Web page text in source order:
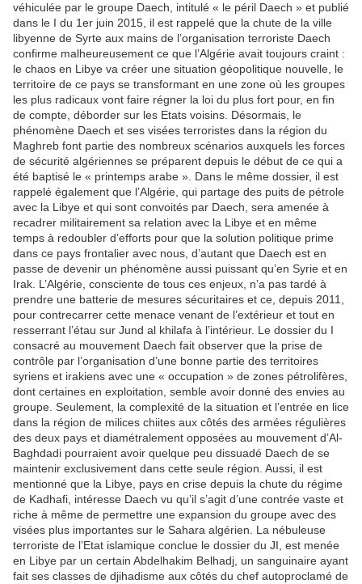
véhiculée par le groupe Daech, intitulé « le péril Daech » et publié
dans le I du 1er juin 2015, il est rappelé que la chute de la ville
libyenne de Syrte aux mains de l’organisation terroriste Daech
confirme malheureusement ce que l’Algérie avait toujours craint :
le chaos en Libye va créer une situation géopolitique nouvelle, le
territoire de ce pays se transformant en une zone où les groupes
les plus radicaux vont faire régner la loi du plus fort pour, en fin
de compte, déborder sur les Etats voisins. Désormais, le
phénomène Daech et ses visées terroristes dans la région du
Maghreb font partie des nombreux scénarios auxquels les forces
de sécurité algériennes se préparent depuis le début de ce qui a
été baptisé le « printemps arabe ». Dans le même dossier, il est
rappelé également que l’Algérie, qui partage des puits de pétrole
avec la Libye et qui sont convoités par Daech, sera amenée à
recadrer militairement sa relation avec la Libye et en même
temps à redoubler d’efforts pour que la solution politique prime
dans ce pays frontalier avec nous, d’autant que Daech est en
passe de devenir un phénomène aussi puissant qu’en Syrie et en
Irak. L’Algérie, consciente de tous ces enjeux, n’a pas tardé à
prendre une batterie de mesures sécuritaires et ce, depuis 2011,
pour contrecarrer cette menace venant de l’extérieur et tout en
resserrant l’étau sur Jund al khilafa à l’intérieur. Le dossier du I
consacré au mouvement Daech fait observer que la prise de
contrôle par l’organisation d’une bonne partie des territoires
syriens et irakiens avec une « occupation » de zones pétrolifères,
dont certaines en exploitation, semble avoir donné des envies au
groupe. Seulement, la complexité de la situation et l’entrée en lice
dans la région de milices chiites aux côtés des armées régulières
des deux pays et diamétralement opposées au mouvement d’Al-
Baghdadi pourraient avoir quelque peu dissuadé Daech de se
maintenir exclusivement dans cette seule région. Aussi, il est
mentionné que la Libye, pays en crise depuis la chute du régime
de Kadhafi, intéresse Daech vu qu’il s’agit d’une contrée vaste et
riche à même de permettre une expansion du groupe avec des
visées plus importantes sur le Sahara algérien. La nébuleuse
terroriste de l’Etat islamique conclue le dossier du JI, est menée
en Libye par un certain Abdelhakim Belhadj, un sanguinaire ayant
fait ses classes de djihadisme aux côtés du chef autoproclamé de